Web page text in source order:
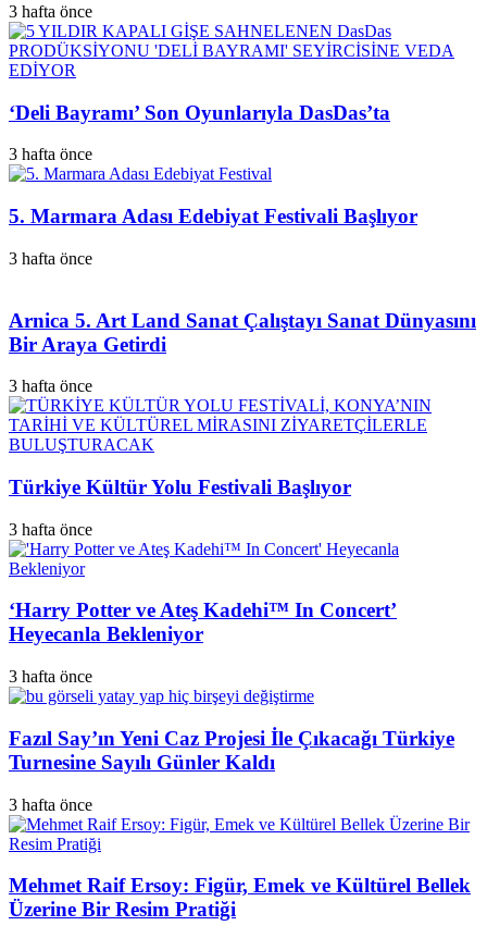
3 hafta önce
‘Deli Bayramı’ Son Oyunlarıyla DasDas’ta
3 hafta önce
5. Marmara Adası Edebiyat Festivali Başlıyor
3 hafta önce
Arnica 5. Art Land Sanat Çalıştayı Sanat Dünyasını
Bir Araya Getirdi
3 hafta önce
Türkiye Kültür Yolu Festivali Başlıyor
3 hafta önce
‘Harry Potter ve Ateş Kadehi™ In Concert’
Heyecanla Bekleniyor
3 hafta önce
Fazıl Say’ın Yeni Caz Projesi İle Çıkacağı Türkiye
Turnesine Sayılı Günler Kaldı
3 hafta önce
Mehmet Raif Ersoy: Figür, Emek ve Kültürel Bellek
Üzerine Bir Resim Pratiği